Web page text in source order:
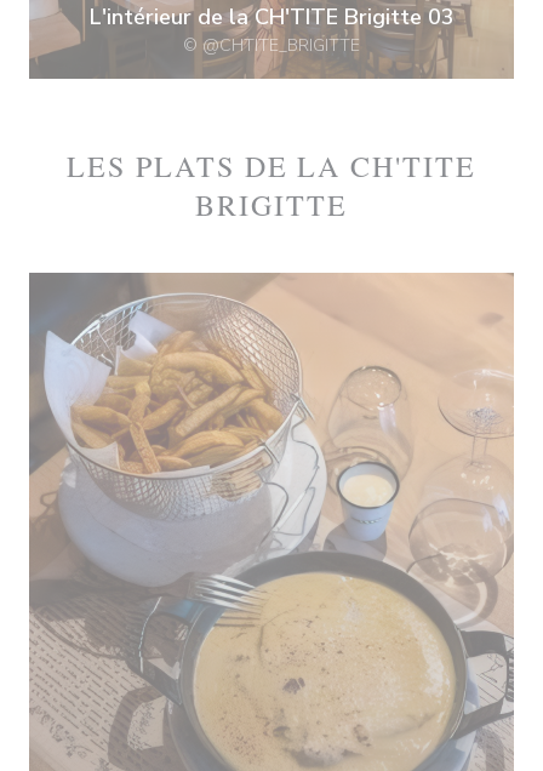
L'intérieur de la CH'TITE Brigitte 03
© @CHTITE_BRIGITTE
LES PLATS DE LA CH'TITE
BRIGITTE